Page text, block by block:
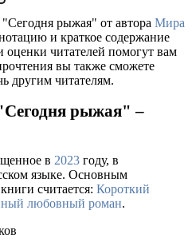
рыжая" от автора Мира
и краткое содержание
читателей помогут вам
вы также сможете
другим читателям.
рыжая" –
в 2023 году, в
языке. Основным
считается: Короткий
любовный роман.